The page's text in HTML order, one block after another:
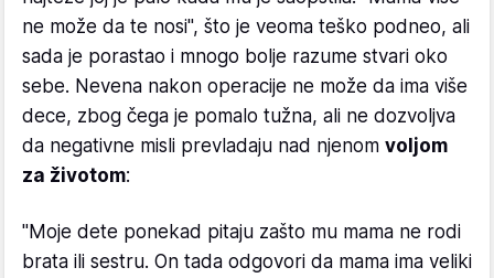
ne može da te nosi", što je veoma teško podneo, ali
sada je porastao i mnogo bolje razume stvari oko
sebe. Nevena nakon operacije ne može da ima više
dece, zbog čega je pomalo tužna, ali ne dozvoljva
da negativne misli prevladaju nad njenom voljom
za životom:
"Moje dete ponekad pitaju zašto mu mama ne rodi
brata ili sestru. On tada odgovori da mama ima veliki